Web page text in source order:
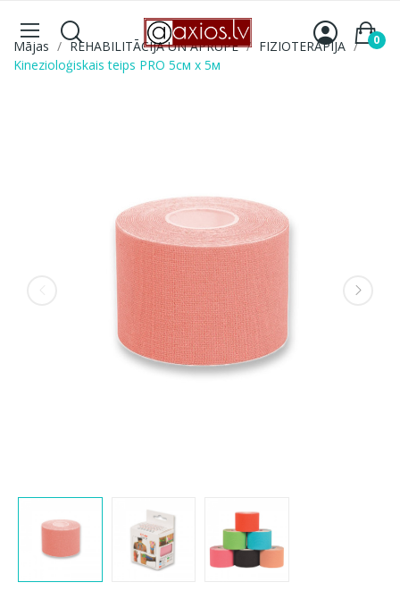
0
Mājas REHABILITĀCIJA UN APRŪPE
FIZIOTERAPIJA
Kinezioloģiskais teips PRO 5см x 5м